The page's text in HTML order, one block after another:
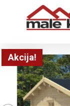
Akcija!